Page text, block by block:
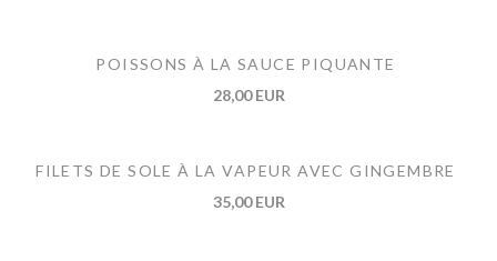
POISSONS À LA SAUCE PIQUANTE
28,00 EUR
FILETS DE SOLE À LA VAPEUR AVEC GINGEMBRE
35,00 EUR